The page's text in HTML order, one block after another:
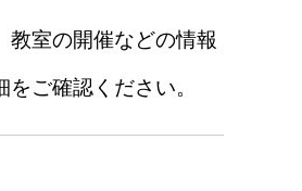
教室の開催などの情報
をご確認ください。